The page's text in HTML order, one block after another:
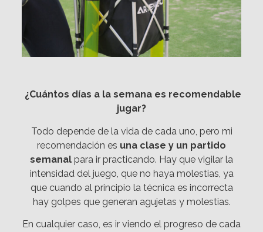
¿Cuántos días a la semana es recomendable
jugar?
Todo depende de la vida de cada uno, pero mi
recomendación es una clase y un partido
semanal para ir practicando. Hay que vigilar la
intensidad del juego, que no haya molestias, ya
que cuando al principio la técnica es incorrecta
hay golpes que generan agujetas y molestias.
En cualquier caso, es ir viendo el progreso de cada